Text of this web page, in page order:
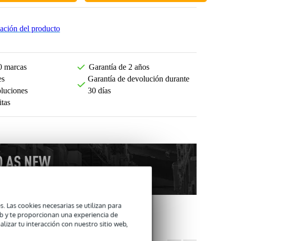
Las cookies necesarias se utilizan para
y te proporcionan una experiencia de
tu interacción con nuestro sitio web,
del producto
marcas
Garantía de 2 años
Garantía de devolución durante
30 días